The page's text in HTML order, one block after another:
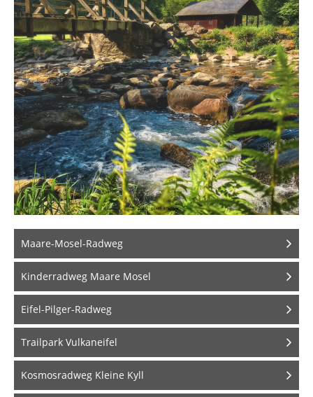
Maare-Mosel-Radweg
Kinderradweg Maare Mosel
Eifel-Pilger-Radweg
Trailpark Vulkaneifel
Kosmosradweg Kleine Kyll